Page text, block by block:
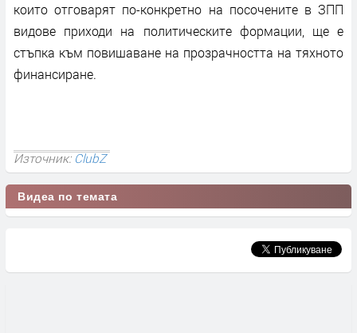
които отговарят по-конкретно на посочените в ЗПП
видове приходи на политическите формации, ще е
стъпка към повишаване на прозрачността на тяхното
финансиране.
Източник: ClubZ
Видеа по темата